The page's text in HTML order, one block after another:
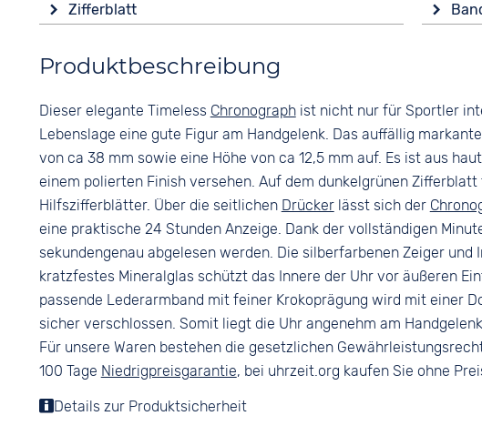
Batterie (Quarz)
Datumsanzeige
Wasserdicht
Material
Edelstahl
Farbe
Silber
Zifferblatt
Analog
Grün
Keine
Produktbeschreibung
Dieser elegante Timeless Chronographist nicht nur für Sportler
Lebenslage eine gute Figur am Handgelenk. Das auffällig
von ca 38 mm sowie eine Höhe von ca 12,5 mm auf. Es ist aus
einem polierten Finish versehen. Auf dem dunkelgrünen
Hilfszifferblätter. Über die seitlichen Drückerlässt sich der
eine praktische 24 Stunden Anzeige. Dank der vollständigen
sekundengenau abgelesen werden. Die silberfarbenen Zeiger
kratzfestes Mineralglas schützt das Innere der Uhr vor äußeren
passende Lederarmband mit feiner Krokoprägung wird mit einer
sicher verschlossen. Somit liegt die Uhr angenehm am
Für unsere Waren bestehen die gesetzlichen
100 Tage Niedrigpreisgarantie, bei uhrzeit.org kaufen Sie ohne
Details zur Produktsicherheit